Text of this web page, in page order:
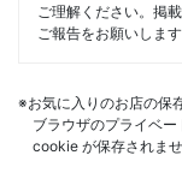
ご理解ください。掲
ご報告をお願いします
※お気に入りのお店の保
ブラウザのプライベ
cookie が保存されま